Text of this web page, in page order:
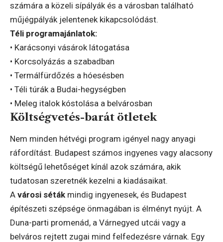
számára a közeli sípályák és a városban található
műjégpályák jelentenek kikapcsolódást.
Téli programajánlatok:
• Karácsonyi vásárok látogatása
• Korcsolyázás a szabadban
• Termálfürdőzés a hóesésben
• Téli túrák a Budai-hegységben
• Meleg italok kóstolása a belvárosban
Költségvetés-barát ötletek
Nem minden hétvégi program igényel nagy anyagi
ráfordítást. Budapest számos ingyenes vagy alacsony
költségű lehetőséget kínál azok számára, akik
tudatosan szeretnék kezelni a kiadásaikat.
A városi séták mindig ingyenesek, és Budapest
építészeti szépsége önmagában is élményt nyújt. A
Duna-parti promenád, a Várnegyed utcái vagy a
belváros rejtett zugai mind felfedezésre várnak. Egy